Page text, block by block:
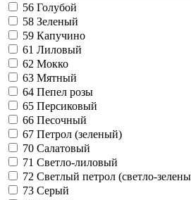
56 Голубой
58 Зеленый
59 Капучино
61 Лиловый
62 Мокко
63 Мятный
64 Пепел розы
65 Персиковый
66 Песочный
67 Петрол (зеленый)
70 Салатовый
71 Светло-лиловый
72 Светлый петрол (светло-
73 Серый